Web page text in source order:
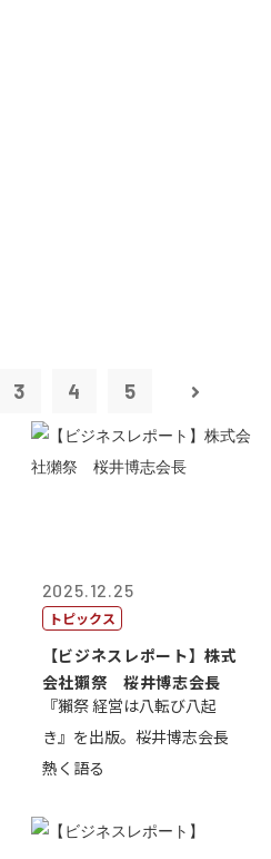
3 4 5
2025.12.25
トピックス
【ビジネスレポート】株式
会社獺祭 桜井博志会長
『獺祭 経営は八転び八起
き』を出版。桜井博志会長
熱く語る